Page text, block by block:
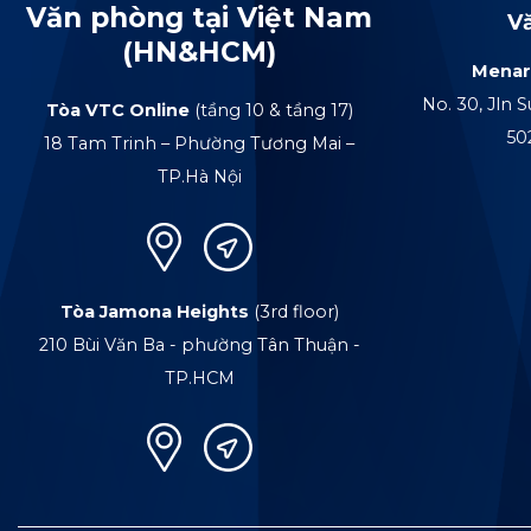
Văn phòng tại Việt Nam
(HN&HCM)
Tòa VTC Online(tầng 10 & tầng 17)
18 Tam Trinh – Phường Tương Mai –
TP.Hà Nội
Tòa Jamona Heights (3rd floor)
210 Bùi Văn Ba - phường Tân Thuận -
TP.HCM
No. 30, Jln